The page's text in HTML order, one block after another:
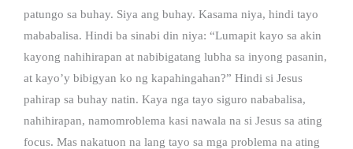
patungo sa buhay. Siya ang buhay. Kasama niya, hindi tayo
mababalisa. Hindi ba sinabi din niya: “Lumapit kayo sa akin
kayong nahihirapan at nabibigatang lubha sa inyong pasanin,
at kayo’y bibigyan ko ng kapahingahan?” Hindi si Jesus
pahirap sa buhay natin. Kaya nga tayo siguro nababalisa,
nahihirapan, namomroblema kasi nawala na si Jesus sa ating
focus. Mas nakatuon na lang tayo sa mga problema na ating